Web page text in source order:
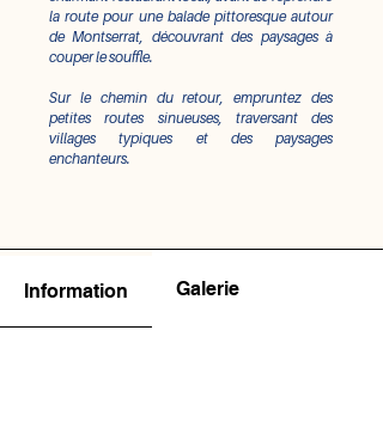
la route pour une balade pittoresque autour
de Montserrat, découvrant des paysages à
couper le souffle.​
Sur le chemin du retour, empruntez des
petites routes sinueuses, traversant des
villages typiques et des paysages
enchanteurs.
Information Galerie